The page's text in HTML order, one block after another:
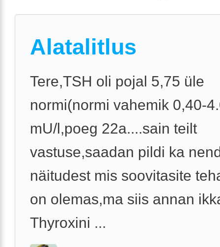
Alatalitlus
Tere,TSH oli pojal 5,75 üle
normi(normi vahemik 0,40-
mU/l,poeg 22a....sain teilt
vastuse,saadan pildi ka
näitudest mis soovitasite
on olemas,ma siis annan
Thyroxini ...